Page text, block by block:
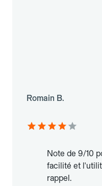
Romain B.
Note de 9/10
facilité et
rappel.